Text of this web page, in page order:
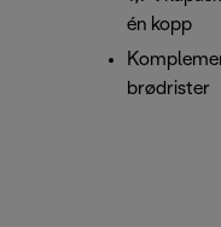
én kopp
brødrister